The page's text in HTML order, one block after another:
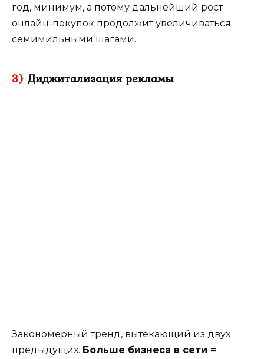
год, минимум, а потому дальнейший рост
онлайн-покупок продолжит увеличиваться
семимильными шагами.
3) Диджитализация рекламы
Закономерный тренд, вытекающий из двух
предыдущих. Больше бизнеса в сети =